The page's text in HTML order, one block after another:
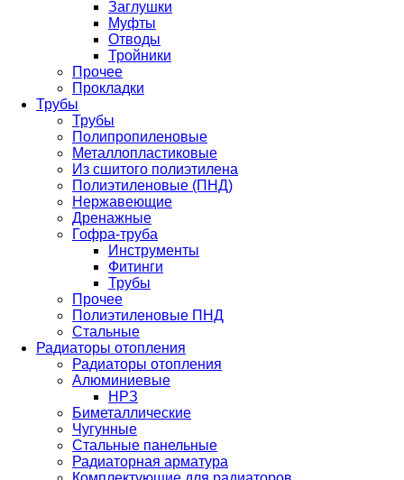
Заглушки
Муфты
Отводы
Тройники
Прочее
Прокладки
Трубы
Трубы
Полипропиленовые
Металлопластиковые
Из сшитого полиэтилена
Полиэтиленовые (ПНД)
Нержавеющие
Дренажные
Гофра-труба
Инструменты
Фитинги
Трубы
Прочее
Полиэтиленовые ПНД
Стальные
Радиаторы отопления
Радиаторы отопления
Алюминиевые
НРЗ
Биметаллические
Чугунные
Стальные панельные
Радиаторная арматура